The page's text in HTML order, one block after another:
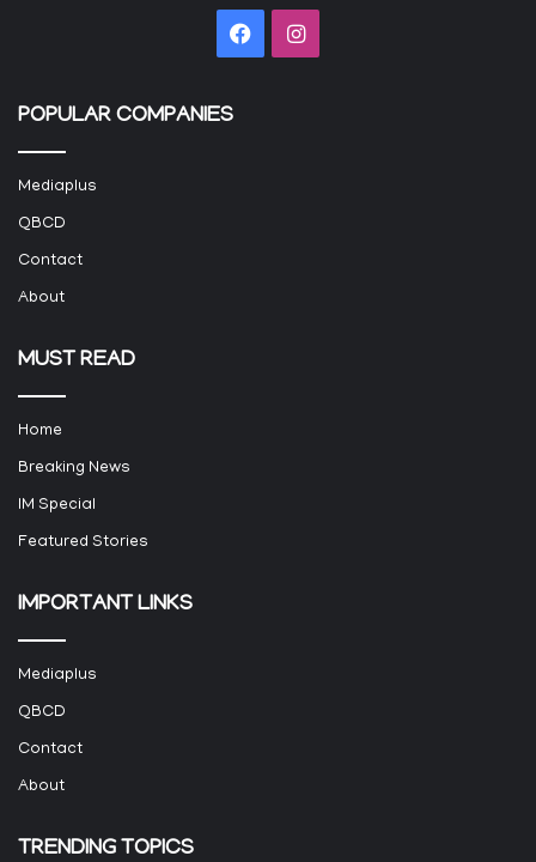
FacebookInstagram
POPULAR COMPANIES
Mediaplus
QBCD
Contact
About
MUST READ
Home
Breaking News
IM Special
Featured Stories
IMPORTANT LINKS
Mediaplus
QBCD
Contact
About
TRENDING TOPICS